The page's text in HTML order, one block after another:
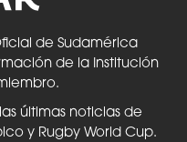
de Sudamérica
de la Institución
últimas noticias de
y Rugby World Cup.